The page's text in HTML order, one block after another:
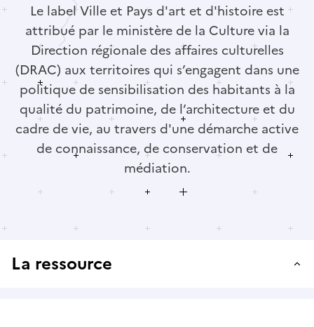
Le label Ville et Pays d'art et d'histoire est
attribué par le ministère de la Culture via la
Direction régionale des affaires culturelles
(DRAC) aux territoires qui s’engagent dans une
politique de sensibilisation des habitants à la
qualité du patrimoine, de l’architecture et du
cadre de vie, au travers d'une démarche active
de connaissance, de conservation et de
médiation.
La ressource